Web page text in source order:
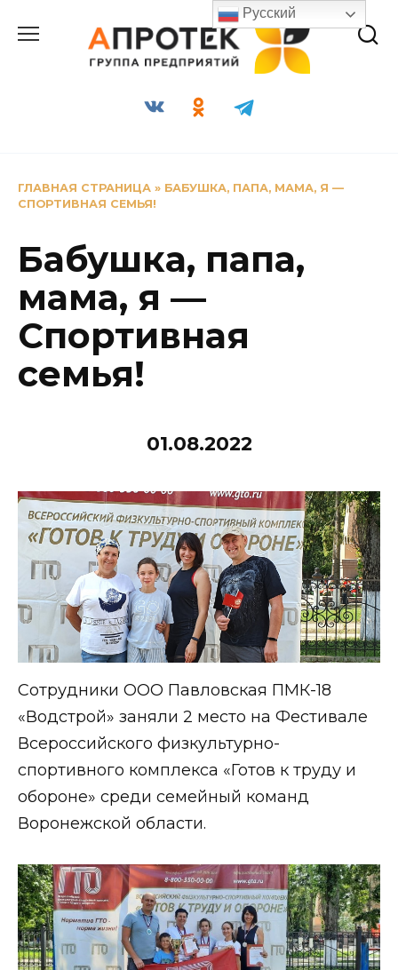
содержанию
ГЛАВНАЯ СТРАНИЦА » БАБУШКА, ПАПА, МАМА, Я —
СПОРТИВНАЯ СЕМЬЯ!
Бабушка, папа,
мама, я —
Спортивная
семья!
01.08.2022
Сотрудники ООО Павловская ПМК-18
«Водстрой» заняли 2 место на Фестивале
Всероссийского физкультурно-
спортивного комплекса «Готов к труду и
обороне» среди семейный команд
Воронежской области.
Русский